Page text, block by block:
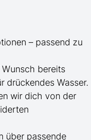
– passend zu
Wunsch bereits
drückendes Wasser.
wir dich von der
über passende